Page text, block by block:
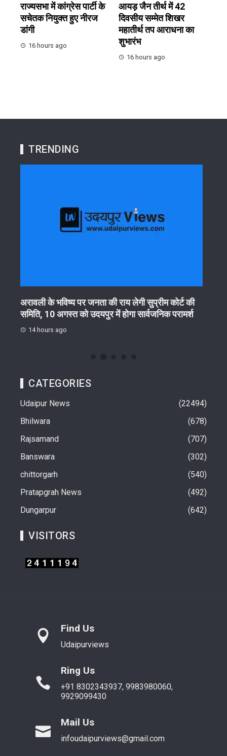
राज्यसभा में कांग्रेस पार्टी के
सचेतक नियुक्त हुए नीरज
डांगी
16 hours ago
आयड़ जैन तीर्थ में 42
दिवसीय सम्मेत शिखर
महातीर्थ तप आराधना का
शुभारंभ
16 hours ago
TRENDING
अरावली के भविष्य पर जनता की राय लेगी सुप्रीम कोर्ट की
समिति, 10 अगस्त को उदयपुर में होगा सार्वजनिक परामर्श
14 hours ago
CATEGORIES
Udaipur News
22494
Bhilwara
678
Rajsamand
707
Banswara
302
chittorgarh
540
Pratapgrah News
492
Dungarpur
642
VISITORS
Find Us
Udaipurviews
Ring Us
+91 8302343937, 9983980060,
9929099430
Mail Us
infoudaipurviews@gmail.com